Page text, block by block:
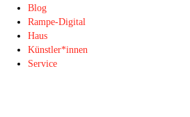
Blog
Rampe-Digital
Haus
Künstler*innen
Service